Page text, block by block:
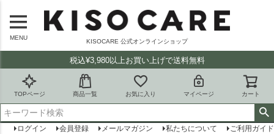
MENU
KISOCARE 公式オンラインショップ
税込¥3,980以上お買い上げで送料無料
TOPページ 商品一覧 お気に入り マイページ カート
ログイン 会員登録 メールマガジン 私たちについて
ご利用ガイド